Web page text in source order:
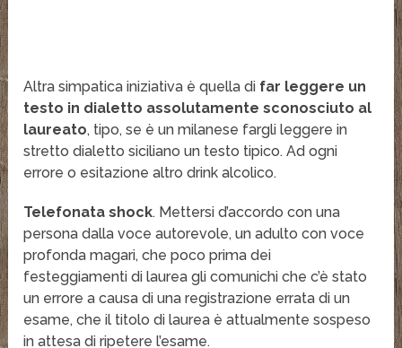
Altra simpatica iniziativa è quella di far leggere un
testo in dialetto assolutamente sconosciuto al
laureato, tipo, se è un milanese fargli leggere in
stretto dialetto siciliano un testo tipico. Ad ogni
errore o esitazione altro drink alcolico.
Telefonata shock. Mettersi d’accordo con una
persona dalla voce autorevole, un adulto con voce
profonda magari, che poco prima dei
festeggiamenti di laurea gli comunichi che c’è stato
un errore a causa di una registrazione errata di un
esame, che il titolo di laurea è attualmente sospeso
in attesa di ripetere l’esame.